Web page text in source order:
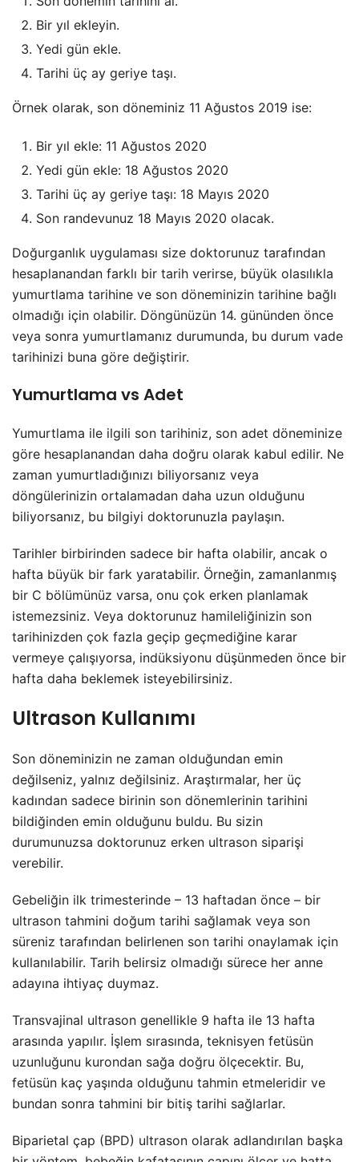
Bir yıl ekleyin.
Yedi gün ekle.
Tarihi üç ay geriye taşı.
Örnek olarak, son döneminiz 11 Ağustos 2019 ise:
Bir yıl ekle: 11 Ağustos 2020
Yedi gün ekle: 18 Ağustos 2020
Tarihi üç ay geriye taşı: 18 Mayıs 2020
Son randevunuz 18 Mayıs 2020 olacak.
Doğurganlık uygulaması size doktorunuz tarafından
hesaplanandan farklı bir tarih verirse, büyük olasılıkla
yumurtlama tarihine ve son döneminizin tarihine bağlı
olmadığı için olabilir. Döngünüzün 14. gününden önce
veya sonra yumurtlamanız durumunda, bu durum vade
tarihinizi buna göre değiştirir.
Yumurtlama vs Adet
Yumurtlama ile ilgili son tarihiniz, son adet döneminize
göre hesaplanandan daha doğru olarak kabul edilir. Ne
zaman yumurtladığınızı biliyorsanız veya
döngülerinizin ortalamadan daha uzun olduğunu
biliyorsanız, bu bilgiyi doktorunuzla paylaşın.
Tarihler birbirinden sadece bir hafta olabilir, ancak o
hafta büyük bir fark yaratabilir. Örneğin, zamanlanmış
bir C bölümünüz varsa, onu çok erken planlamak
istemezsiniz. Veya doktorunuz hamileliğinizin son
tarihinizden çok fazla geçip geçmediğine karar
vermeye çalışıyorsa, indüksiyonu düşünmeden önce bir
hafta daha beklemek isteyebilirsiniz.
Ultrason Kullanımı
Son döneminizin ne zaman olduğundan emin
değilseniz, yalnız değilsiniz. Araştırmalar, her üç
kadından sadece birinin son dönemlerinin tarihini
bildiğinden emin olduğunu buldu. Bu sizin
durumunuzsa doktorunuz erken ultrason siparişi
verebilir.
Gebeliğin ilk trimesterinde – 13 haftadan önce – bir
ultrason tahmini doğum tarihi sağlamak veya son
süreniz tarafından belirlenen son tarihi onaylamak için
kullanılabilir. Tarih belirsiz olmadığı sürece her anne
adayına ihtiyaç duymaz.
Transvajinal ultrason genellikle 9 hafta ile 13 hafta
arasında yapılır. İşlem sırasında, teknisyen fetüsün
uzunluğunu kurondan sağa doğru ölçecektir. Bu,
fetüsün kaç yaşında olduğunu tahmin etmeleridir ve
bundan sonra tahmini bir bitiş tarihi sağlarlar.
Biparietal çap (BPD) ultrason olarak adlandırılan başka